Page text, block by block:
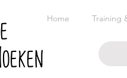
Home Training